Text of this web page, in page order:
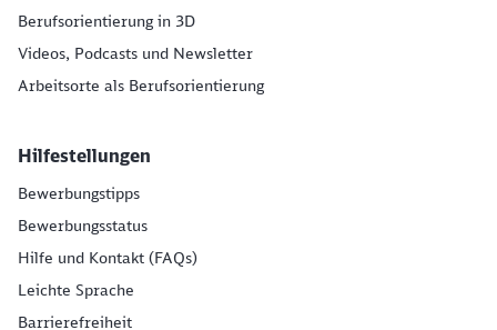
Berufsorientierung in 3D
Videos, Podcasts und Newsletter
Arbeitsorte als Berufsorientierung
Hilfestellungen
Bewerbungstipps
Bewerbungsstatus
Hilfe und Kontakt (FAQs)
Leichte Sprache
Barrierefreiheit